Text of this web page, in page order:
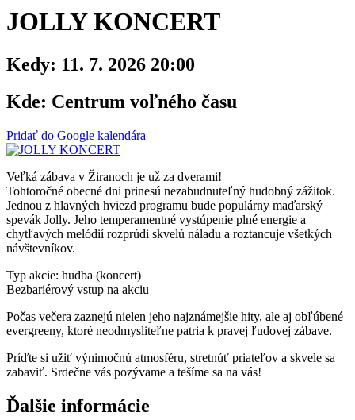
JOLLY KONCERT
Kedy: 11. 7. 2026 20:00
Kde: Centrum voľného času
Pridať do Google kalendára
Veľká zábava v Žiranoch je už za dverami!
Tohtoročné obecné dni prinesú nezabudnuteľný hudobný zážitok.
Jednou z hlavných hviezd programu bude populárny maďarský
spevák Jolly. Jeho temperamentné vystúpenie plné energie a
chytľavých melódií rozprúdi skvelú náladu a roztancuje všetkých
návštevníkov.
Typ akcie: hudba (koncert)
Bezbariérový vstup na akciu
Počas večera zaznejú nielen jeho najznámejšie hity, ale aj obľúbené
evergreeny, ktoré neodmysliteľne patria k pravej ľudovej zábave.
Príďte si užiť výnimočnú atmosféru, stretnúť priateľov a skvele sa
zabaviť. Srdečne vás pozývame a tešíme sa na vás!
Ďalšie informácie